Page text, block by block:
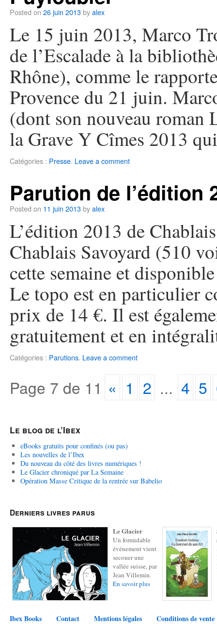
Posted on 26 juin 2013byalex
Le 15 juin 2013, Marco
de l’Escalade à la
Rhône), comme le
Provence du 21 juin.
(dont son nouveau roman
la Grave Y Cîmes 2013
Catégories : Presse. Leave a comment
Parution de l’édition
Posted on 11 juin 2013byalex
L’édition 2013 de
Chablais Savoyard (510
cette semaine et
Le topo est en particulier
prix de 14 €. Il est
gratuitement et en
Catégories : Parutions. Leave a comment
Page 7 de 11 « 1 2 ... 4 5
Le blog de l’Ibex
eBooks gratuits pour confinés (ou pas)
Les nouvelles de l’Ibex
Du nouveau du côté des livres numériques !
Le Glacier chroniqué par La Semaine
Opération Masse Critique de la rentrée sur Babelio
Derniers livres parus
Le Glacier
Un formidable
événement vient
secouer une
vallée suisse, par
Jean Villemin.
En savoir plus
Ibex Books Contact Mentions légales Conditions de vente